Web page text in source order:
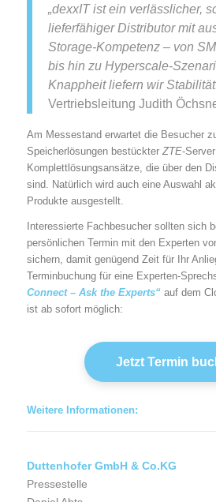
„dexxIT ist ein verlässlicher,
lieferfähiger Distributor mit
Storage-Kompetenz – von
bis hin zu Hyperscale-
Knappheit liefern wir
Vertriebsleitung Judith
Am Messestand erwartet die Besucher
Speicherlösungen bestückter ZTE-
Komplettlösungsansätze, die über den
sind. Natürlich wird auch eine Auswahl
Produkte ausgestellt.
Interessierte Fachbesucher sollten sich
persönlichen Termin mit den Experten
sichern, damit genügend Zeit für Ihr
Terminbuchung für eine Experten-
Connect – Ask the Experts“auf dem
ist ab sofort möglich:
Jetzt Termin
Weitere Informationen:
Duttenhofer GmbH & Co.KG
Pressestelle